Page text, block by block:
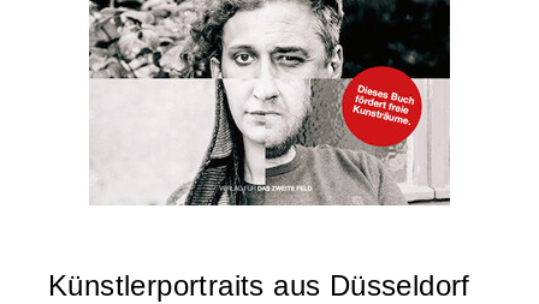
Künstlerportraits aus Düsseldorf